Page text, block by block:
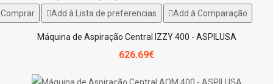
Comprar Add à Lista de preferencias Add à Comparação
Máquina de Aspiração Central IZZY 400 - ASPILUSA
626.69€